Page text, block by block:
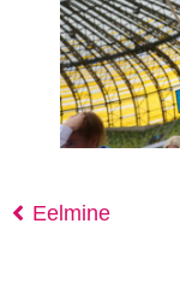
Eelmine